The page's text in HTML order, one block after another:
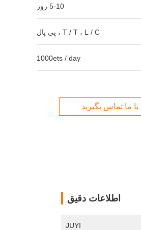
5-10 روز
T / T ، L / C ، پی پال
1000ets / day
با ما تماس بگیرید
اطلاعات دقیق
JUYI